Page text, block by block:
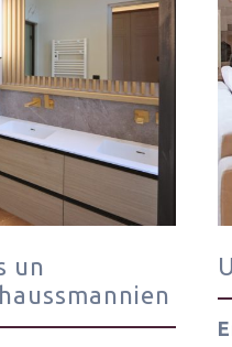
un